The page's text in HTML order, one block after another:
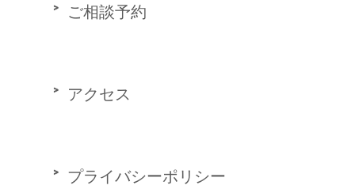
ご相談予約
アクセス
プライバシーポリシー